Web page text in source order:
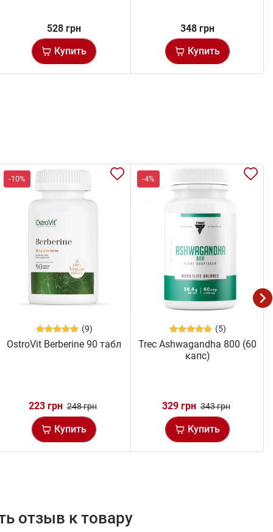
528 грн
Купить
348 грн
Купить
-10%
(9)
OstroVit Berberine 90 табл
223 грн 248 грн
Купить
-4%
(5)
Trec Ashwagandha 800 (60
капс)
329 грн 343 грн
Купить
отзыв к товару